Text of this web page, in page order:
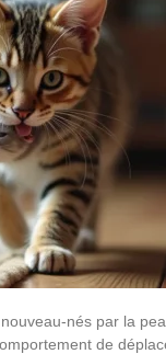
nés par la
de